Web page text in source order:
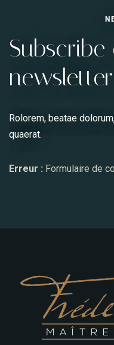
newsletter
Rolorem, beatae
quaerat.
Erreur : Formulaire de